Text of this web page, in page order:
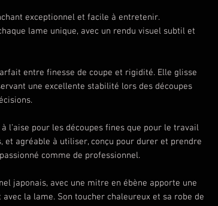
exceptionnel et facile à entretenir.
lame unique, avec un rendu visuel subtil et
entre finesse de coupe et rigidité. Elle glisse
une excellente stabilité lors des découpes
l’aise pour les découpes fines que pour le travail
et agréable à utiliser, conçu pour durer et prendre
comme de professionnel.
japonais, avec une mitre en ébène apporte une
la lame. Son toucher chaleureux et sa robe de